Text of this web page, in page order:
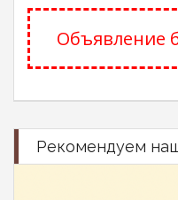
Объявление
Рекомендуем